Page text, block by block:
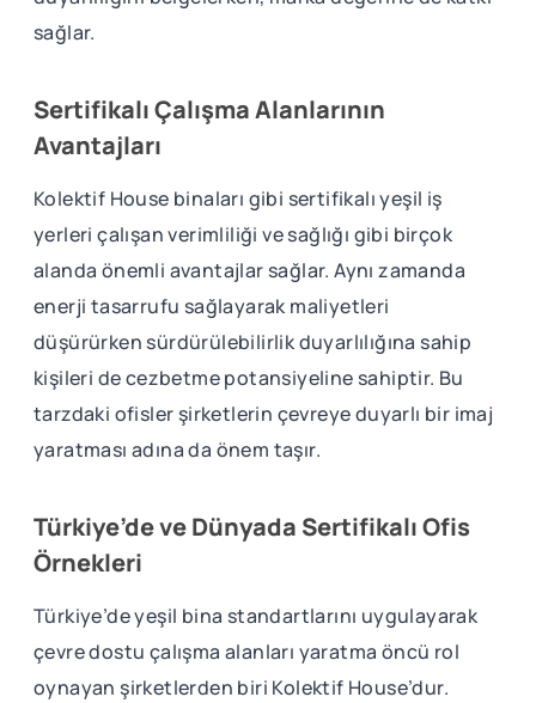
sağlar.
Sertifikalı Çalışma Alanlarının
Avantajları
Kolektif House binaları gibi sertifikalı yeşil iş
yerleri çalışan verimliliği ve sağlığı gibi birçok
alanda önemli avantajlar sağlar. Aynı zamanda
enerji tasarrufu sağlayarak maliyetleri
düşürürken sürdürülebilirlik duyarlılığına sahip
kişileri de cezbetme potansiyeline sahiptir. Bu
tarzdaki ofisler şirketlerin çevreye duyarlı bir imaj
yaratması adına da önem taşır.
Türkiye’de ve Dünyada Sertifikalı Ofis
Örnekleri
Türkiye’de yeşil bina standartlarını uygulayarak
çevre dostu çalışma alanları yaratma öncü rol
oynayan şirketlerden biri Kolektif House’dur.